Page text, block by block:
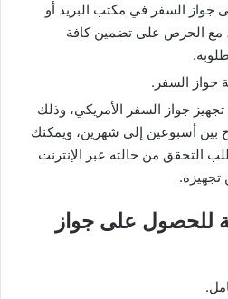
السفر في مكتب البريد أو
مع الحرص على تضمين كافة
جواز السفر.
تجهيز جواز السفر الأمريكي، وذلك
بين أسبوعين إلى شهرين، ويمكنك
التحقق من حالته عبر الإنترنت
تجهيزه.
للحصول على جواز